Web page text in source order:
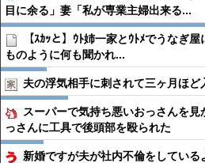
目に余る」妻「私が専業主婦出来る...
【ｽｶｯと】ｳﾄ姉一家とｳﾄﾒでうなぎ
ものように何も聞かれ...
夫の浮気相手に刺されて三ヶ月ほど
スーパーで気持ち悪いおっさんを
っさんに工具で後頭部を殴られた
新婚ですが夫が社内不倫をしてい